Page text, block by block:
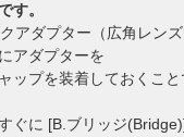
す。
アダプター（広角レン
アダプターを
ップを装着しておくこと
ぐに [B.ブリッジ